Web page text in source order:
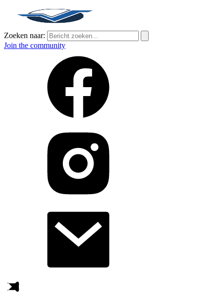
Zoeken naar:
Join the community